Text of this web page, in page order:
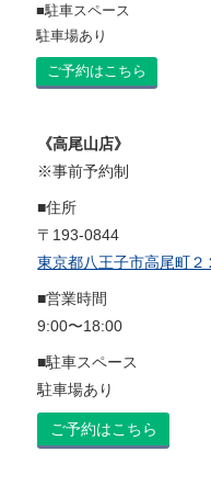
■駐車スペース
駐車場あり
ご予約はこちら
《高尾山店》
※事前予約制
■住所
〒193-0844
東京都八王子市高尾町２
■営業時間
9:00〜18:00
■駐車スペース
駐車場あり
ご予約はこちら